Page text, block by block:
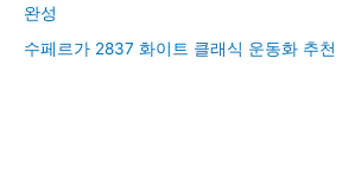
완성
수페르가 2837 화이트 클래식 운동화 추천